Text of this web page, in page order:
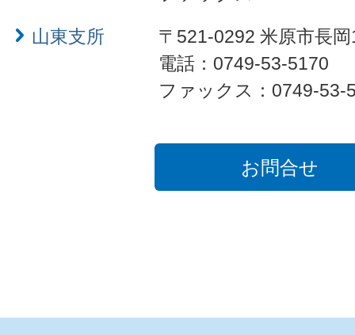
山東支所
〒521-0292 米原市長
電話：0749-53-5170
ファックス：0749-53-
お問合せ